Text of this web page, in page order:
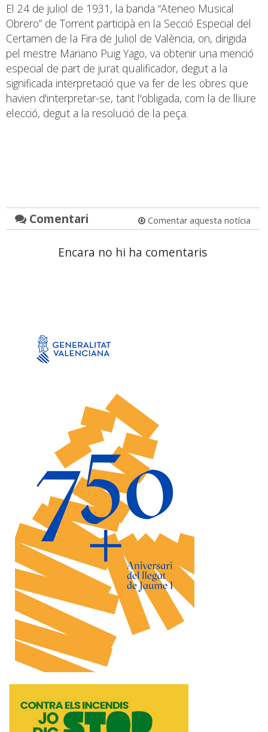
El 24 de juliol de 1931, la banda “Ateneo Musical
Obrero” de Torrent participà en la Secció Especial del
Certamen de la Fira de Juliol de València, on, dirigida
pel mestre Mariano Puig Yago, va obtenir una menció
especial de part de jurat qualificador, degut a la
significada interpretació que va fer de les obres que
havien d'interpretar-se, tant l'obligada, com la de lliure
elecció, degut a la resolució de la peça.
Comentari Comentar aquesta notícia
Encara no hi ha comentaris